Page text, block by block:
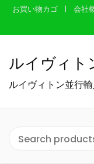
お買い物カゴ 会社
ルイヴィト
ルイヴィトン並行